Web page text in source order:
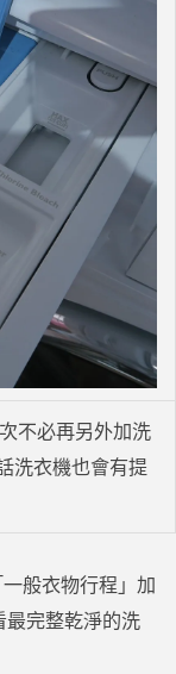
不必再另外加洗
洗衣機也會有提
般衣物行程」加
最完整乾淨的洗